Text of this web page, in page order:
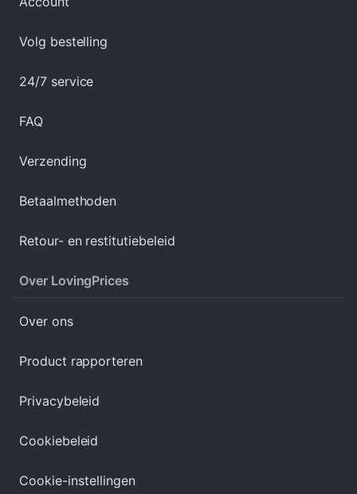
Volg bestelling
24/7 service
FAQ
Verzending
Betaalmethoden
Retour- en restitutiebeleid
Over LovingPrices
Over ons
Product rapporteren
Privacybeleid
Cookiebeleid
Cookie-instellingen